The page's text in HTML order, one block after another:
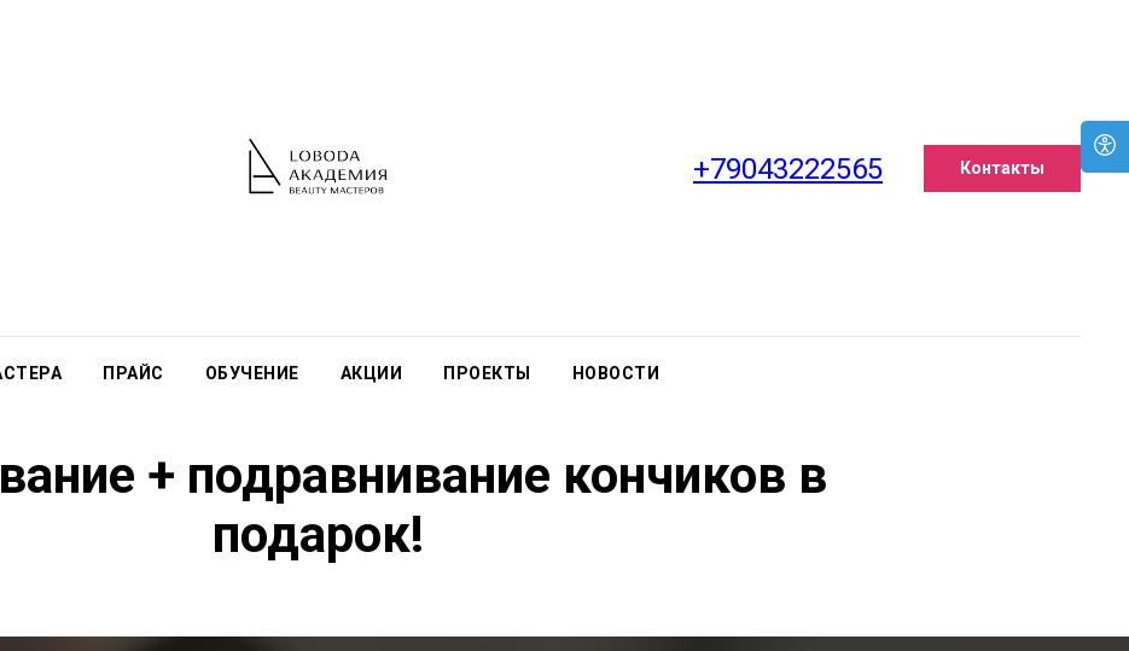
+79043222565 Контакты
ПРАЙС ОБУЧЕНИЕ АКЦИИ ПРОЕКТЫ НОВОСТИ
+ подравнивание кончиков в
подарок!